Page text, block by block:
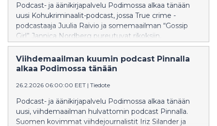
Podcast- ja äänikirjapalvelu Podimossa alkaa tänään
uusi Kohukriminaalit-podcast, jossa True crime -
podcastaaja Juulia Raivio ja somemaailman “Gossip
Girl” Jannica Nordberg pureutuvat rikoksiin,
skandaaleihin ja mysteereihin, jotka nousivat viraaleiksi
verkossa.
Viihdemaailman kuumin podcast Pinnalla
alkaa Podimossa tänään
26.2.2026 06:00:00 EET | Tiedote
Podcast- ja äänikirjapalvelu Podimossa alkaa tänään
uusi, viihdemaailman hulvattomin podcast Pinnalla.
Suomen kovimmat viihdejournalistit Iriz Silander ja